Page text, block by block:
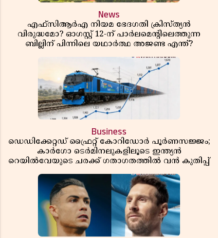
News
എഫ്സിആർഎ നിയമ ഭേദഗതി ക്രിസ്ത്യൻ
വിരുദ്ധമോ? ഓഗസ്റ്റ് 12-ന് പാർലമെന്റിലെത്തുന്ന
ബില്ലിന് പിന്നിലെ യഥാർത്ഥ അജണ്ട എന്ത്?
Business
ഡെഡിക്കേറ്റഡ് ഫ്രൈറ്റ് കോറിഡോർ പൂർണസജ്ജം;
കാർഗോ ടെർമിനലുകളിലൂടെ ഇന്ത്യൻ
റെയിൽവേയുടെ ചരക്ക് ഗതാഗതത്തിൽ വൻ കുതിപ്പ്